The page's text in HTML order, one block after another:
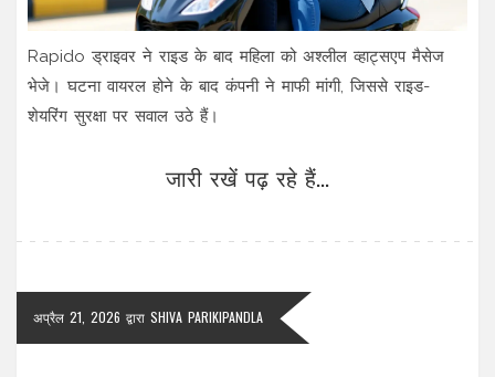
Rapido ड्राइवर ने राइड के बाद महिला को अश्लील व्हाट्सएप मैसेज
भेजे। घटना वायरल होने के बाद कंपनी ने माफी मांगी, जिससे राइड-
शेयरिंग सुरक्षा पर सवाल उठे हैं।
जारी रखें पढ़ रहे हैं...
अप्रैल 21, 2026 द्वारा SHIVA PARIKIPANDLA